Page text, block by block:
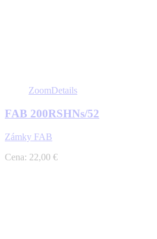
ZoomDetails
FAB 200RSHNs/52
Zámky FAB
Cena: 22,00 €